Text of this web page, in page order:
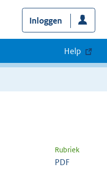
Inloggen
Help
Rubriek
PDF